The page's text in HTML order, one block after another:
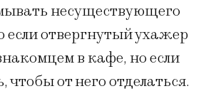
несуществующего
отвергнутый ухажер
в кафе, но если
чтобы от него отделаться.